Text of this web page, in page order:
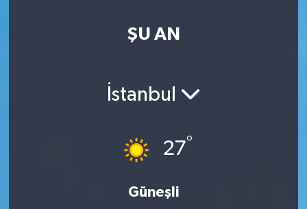
ŞU AN
İstanbul
27°
Güneşli